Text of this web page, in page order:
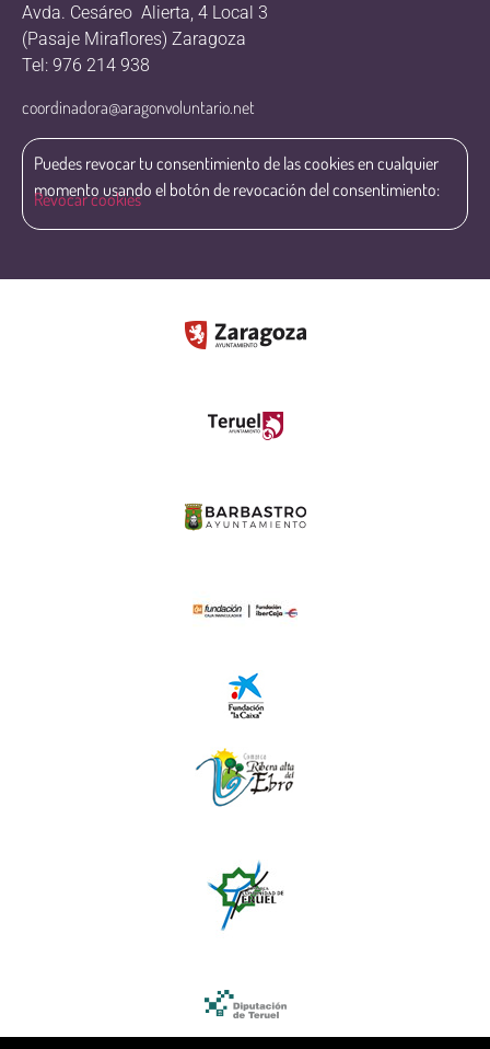
Avda. Cesáreo Alierta, 4 Local 3
(Pasaje Miraflores) Zaragoza
Tel: 976 214 938
coordinadora@aragonvoluntario.net
Puedes revocar tu consentimiento de las cookies en cualquier
momento usando el botón de revocación del consentimiento:
Revocar cookies